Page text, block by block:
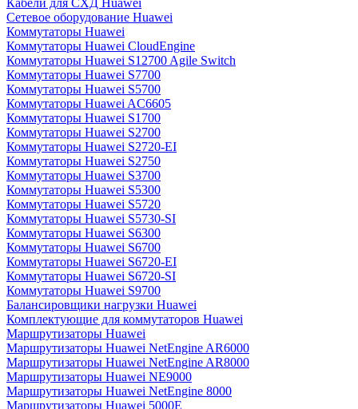
Кабели для СХД Huawei
Сетевое оборудование Huawei
Коммутаторы Huawei
Коммутаторы Huawei CloudEngine
Коммутаторы Huawei S12700 Agile Switch
Коммутаторы Huawei S7700
Коммутаторы Huawei S5700
Коммутаторы Huawei AC6605
Коммутаторы Huawei S1700
Коммутаторы Huawei S2700
Коммутаторы Huawei S2720-EI
Коммутаторы Huawei S2750
Коммутаторы Huawei S3700
Коммутаторы Huawei S5300
Коммутаторы Huawei S5720
Коммутаторы Huawei S5730-SI
Коммутаторы Huawei S6300
Коммутаторы Huawei S6700
Коммутаторы Huawei S6720-EI
Коммутаторы Huawei S6720-SI
Коммутаторы Huawei S9700
Балансировщики нагрузки Huawei
Комплектующие для коммутаторов Huawei
Маршрутизаторы Huawei
Маршрутизаторы Huawei NetEngine AR6000
Маршрутизаторы Huawei NetEngine AR8000
Маршрутизаторы Huawei NE9000
Маршрутизаторы Huawei NetEngine 8000
Маршрутизаторы Huawei 5000E